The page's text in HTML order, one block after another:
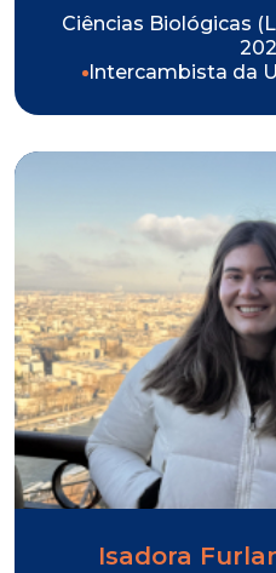
Ciências Biológicas
Intercambista da
Isadora